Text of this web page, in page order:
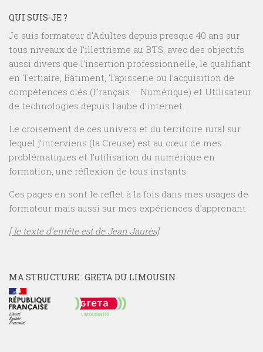
QUI SUIS-JE ?
Je suis formateur d’Adultes depuis presque 40 ans sur
tous niveaux de l’illettrisme au BTS, avec des objectifs
aussi divers que l’insertion professionnelle, le qualifiant
en Tertiaire, Bâtiment, Tapisserie ou l’acquisition de
compétences clés (Français – Numérique) et Utilisateur
de technologies depuis l’aube d’internet.
Le croisement de ces univers et du territoire rural sur
lequel j’interviens (la Creuse) est au cœur de mes
problématiques et l’utilisation du numérique en
formation, une réflexion de tous instants.
Ces pages en sont le reflet à la fois dans mes usages de
formateur mais aussi sur mes expériences d’apprenant.
[ le texte d’entête est de Jean Jaurès]
MA STRUCTURE : GRETA DU LIMOUSIN